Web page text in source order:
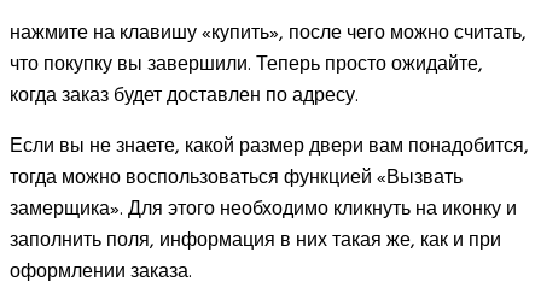
нажмите на клавишу «купить», после чего можно считать,
что покупку вы завершили. Теперь просто ожидайте,
когда заказ будет доставлен по адресу.
Если вы не знаете, какой размер двери вам понадобится,
тогда можно воспользоваться функцией «Вызвать
замерщика». Для этого необходимо кликнуть на иконку и
заполнить поля, информация в них такая же, как и при
оформлении заказа.